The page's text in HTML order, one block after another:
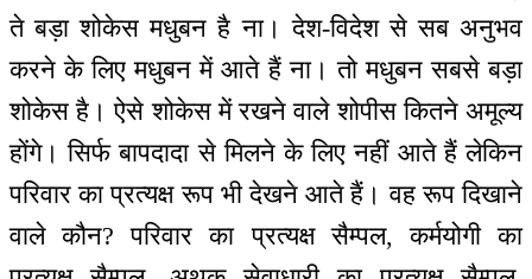
ते बड़ा शोकेस मधुबन है ना। देश-विदेश से सब अनुभव
करने के लिए मधुबन में आते हैं ना। तो मधुबन सबसे बड़ा
शोकेस है। ऐसे शोकेस में रखने वाले शोपीस कितने अमूल्य
होंगे। सिर्फ बापदादा से मिलने के लिए नहीं आते हैं लेकिन
परिवार का प्रत्यक्ष रूप भी देखने आते हैं। वह रूप दिखाने
वाले कौन? परिवार का प्रत्यक्ष सैम्पल, कर्मयोगी का